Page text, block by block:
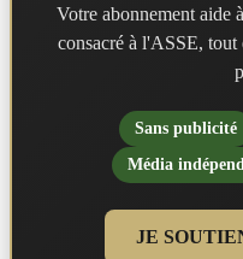
Votre abonnement aide
consacré à l'ASSE, tout
Sans publicité
Média
JE